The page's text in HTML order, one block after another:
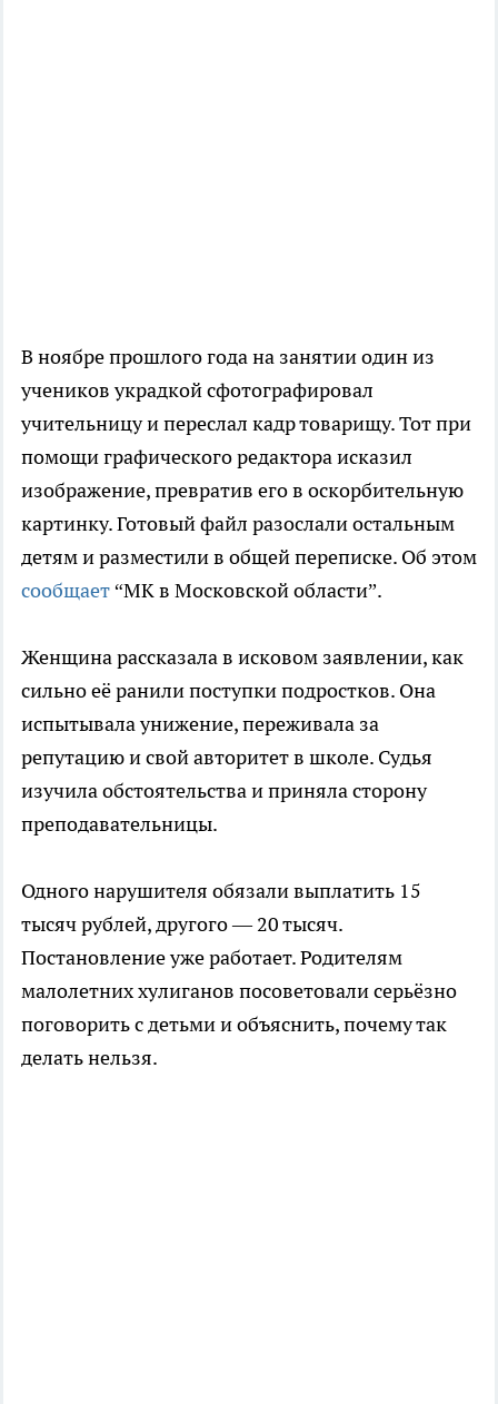
В ноябре прошлого года на занятии один из
учеников украдкой сфотографировал
учительницу и переслал кадр товарищу. Тот при
помощи графического редактора исказил
изображение, превратив его в оскорбительную
картинку. Готовый файл разослали остальным
детям и разместили в общей переписке. Об этом
сообщает“МК в Московской области”.
Женщина рассказала в исковом заявлении, как
сильно её ранили поступки подростков. Она
испытывала унижение, переживала за
репутацию и свой авторитет в школе. Судья
изучила обстоятельства и приняла сторону
преподавательницы.
Одного нарушителя обязали выплатить 15
тысяч рублей, другого — 20 тысяч.
Постановление уже работает. Родителям
малолетних хулиганов посоветовали серьёзно
поговорить с детьми и объяснить, почему так
делать нельзя.